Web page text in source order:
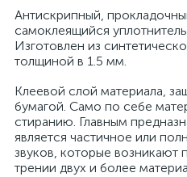
Антискрипный,
самоклеящийся
Изготовлен из
толщиной в 1.5 мм.
Клеевой слой материала,
бумагой. Само по себе
стиранию. Главным
является частичное или
звуков, которые возникают
трении двух и более